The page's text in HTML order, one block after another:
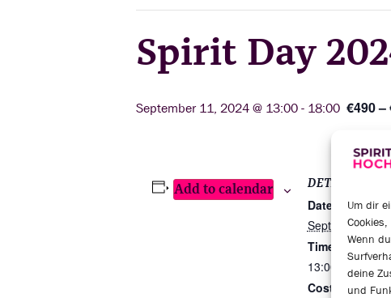
Um dir
Wenn
deine
und
Spirit Day
September 11, 2024 @ 13:00- 18:00 €490 –
Add to calendar DETAILS
Date:
September 11,
Time:
13:00 - 18:00
Cost: